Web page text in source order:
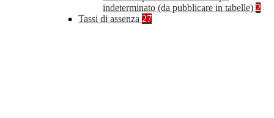
indeterminato (da pubblicare in tabelle) 2
Tassi di assenza 27